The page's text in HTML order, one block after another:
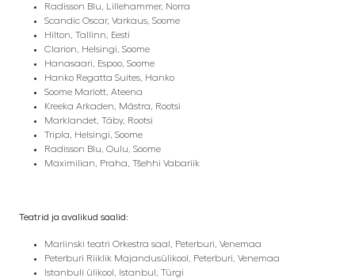
Radisson Blu, Lillehammer, Norra
Scandic Oscar, Varkaus, Soome
Hilton, Tallinn, Eesti
Clarion, Helsingi, Soome
Hanasaari, Espoo, Soome
Hanko Regatta Suites, Hanko
Soome Mariott, Ateena
Kreeka Arkaden, Mästra, Rootsi
Marklandet, Täby, Rootsi
Tripla, Helsingi, Soome
Radisson Blu, Oulu, Soome
Maximilian, Praha, Tšehhi Vabariik
Teatrid ja avalikud saalid:
Mariinski teatri Orkestra saal, Peterburi, Venemaa
Peterburi Riiklik Majandusülikool, Peterburi, Venemaa
Istanbuli ülikool, Istanbul, Türgi